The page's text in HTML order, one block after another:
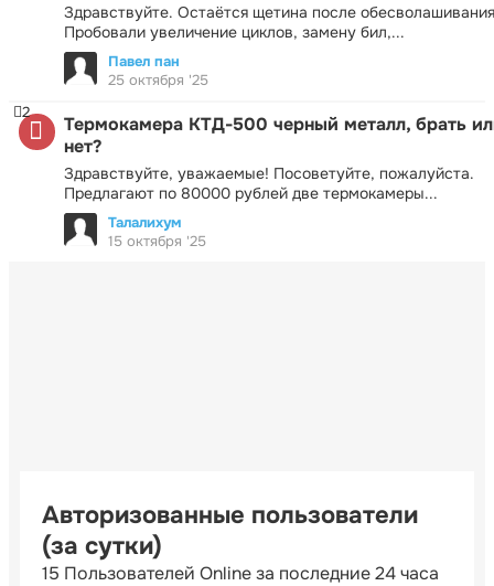
Здравствуйте. Остаётся щетина после
Пробовали увеличение циклов, замену бил,...
Павел пан
25 октября '25
Термокамера КТД-500 черный металл, брать
нет?
Здравствуйте, уважаемые! Посоветуйте, пожалуйста.
Предлагают по 80000 рублей две термокамеры...
2
Талалихум
15 октября '25
Авторизованные пользователи
(за сутки)
15 Пользователей Online за последние 24 часа